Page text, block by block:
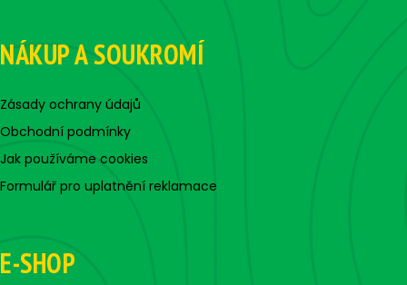
NÁKUP A SOUKROMÍ
Zásady ochrany údajů
Obchodní podmínky
Jak používáme cookies
Formulář pro uplatnění reklamace
E-SHOP